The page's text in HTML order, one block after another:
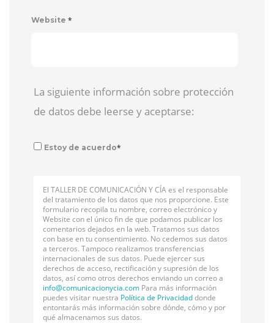
Website *
La siguiente información sobre protección
de datos debe leerse y aceptarse:
Estoy de acuerdo*
El TALLER DE COMUNICACIÓN Y CÍA es el responsable
del tratamiento de los datos que nos proporcione. Este
formulario recopila tu nombre, correo electrónico y
Website con el único fin de que podamos publicar los
comentarios dejados en la web. Tratamos sus datos
con base en tu consentimiento. No cedemos sus datos
a terceros. Tampoco realizamos transferencias
internacionales de sus datos. Puede ejercer sus
derechos de acceso, rectificación y supresión de los
datos, así como otros derechos enviando un correo a
info@comunicacionycia.com Para más información
puedes visitar nuestra Política de Privacidaddonde
entontarás más información sobre dónde, cómo y por
qué almacenamos sus datos.